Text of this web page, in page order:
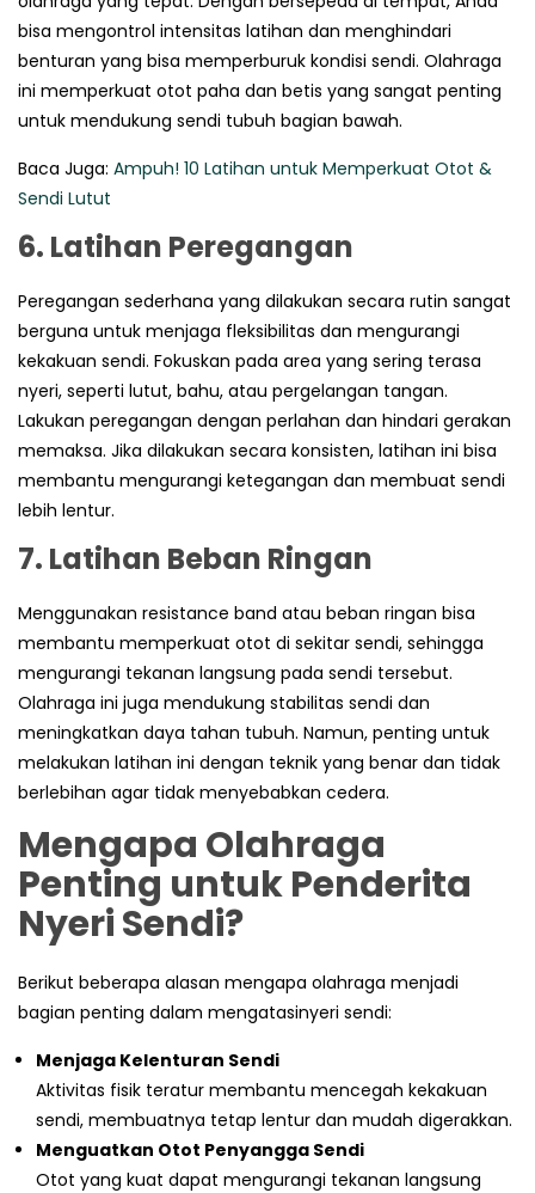
bisa mengontrol intensitas latihan dan menghindari
benturan yang bisa memperburuk kondisi sendi. Olahraga
ini memperkuat otot paha dan betis yang sangat penting
untuk mendukung sendi tubuh bagian bawah.
Baca Juga: Ampuh! 10 Latihan untuk Memperkuat Otot &
Sendi Lutut
6. Latihan Peregangan
Peregangan sederhana yang dilakukan secara rutin sangat
berguna untuk menjaga fleksibilitas dan mengurangi
kekakuan sendi. Fokuskan pada area yang sering terasa
nyeri, seperti lutut, bahu, atau pergelangan tangan.
Lakukan peregangan dengan perlahan dan hindari gerakan
memaksa. Jika dilakukan secara konsisten, latihan ini bisa
membantu mengurangi ketegangan dan membuat sendi
lebih lentur.
7. Latihan Beban Ringan
Menggunakan resistance band atau beban ringan bisa
membantu memperkuat otot di sekitar sendi, sehingga
mengurangi tekanan langsung pada sendi tersebut.
Olahraga ini juga mendukung stabilitas sendi dan
meningkatkan daya tahan tubuh. Namun, penting untuk
melakukan latihan ini dengan teknik yang benar dan tidak
berlebihan agar tidak menyebabkan cedera.
Mengapa Olahraga
Penting untuk Penderita
Nyeri Sendi?
Berikut beberapa alasan mengapa olahraga menjadi
bagian penting dalam mengatasinyeri sendi:
Menjaga Kelenturan Sendi
Aktivitas fisik teratur membantu mencegah kekakuan
sendi, membuatnya tetap lentur dan mudah digerakkan.
Menguatkan Otot Penyangga Sendi
Otot yang kuat dapat mengurangi tekanan langsung